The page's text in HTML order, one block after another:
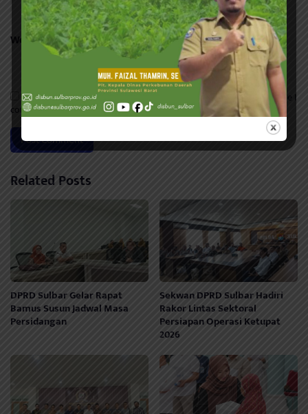
Website
Save my name, email, and website in this browser for the next time I
comment.
Related Posts
DPRD Sulbar Gelar Rapat
Bamus Susun Jadwal Masa
Persidangan
Sekwan DPRD Sulbar Hadiri
Rakor Lintas Sektoral
Persiapan Operasi Ketupat
2026